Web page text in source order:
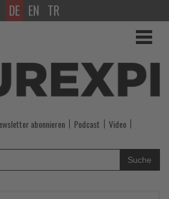
DE EN TR
abonnieren Podcast
Video
Suche